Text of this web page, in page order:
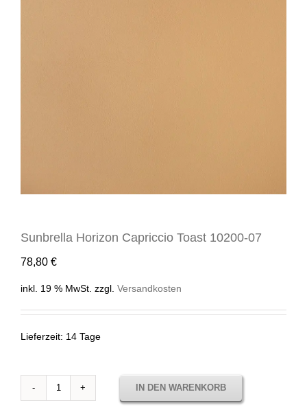
Sunbrella Horizon Capriccio Toast 10200-07
78,80 €
inkl. 19 % MwSt. zzgl. Versandkosten
Lieferzeit: 14 Tage
Sunbrella
IN DEN WARENKORB